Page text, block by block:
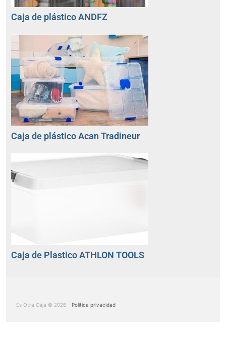
Caja de plástico ANDFZ
Caja de plástico Acan Tradineur
Caja de Plastico ATHLON TOOLS
Es Otra Caja © 2026 - Politica privacidad